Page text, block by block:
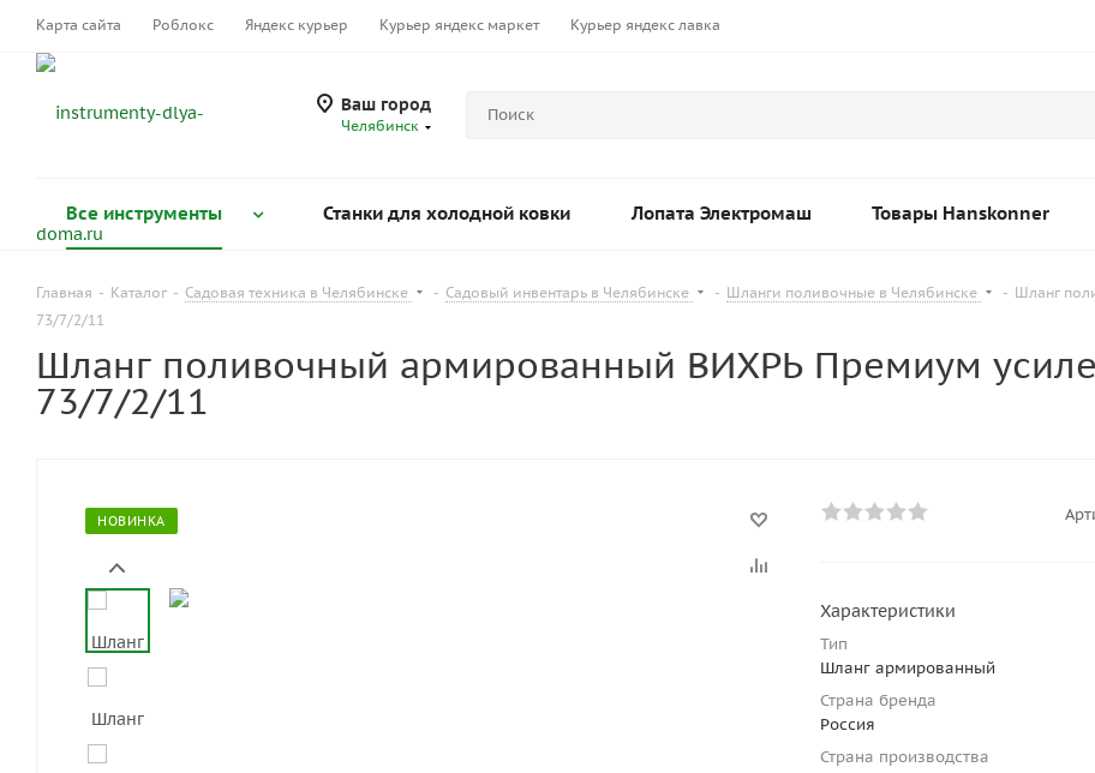
Карта сайта Роблокс Яндекс курьер Курьер яндекс маркет Курьер яндекс лавка
Ваш город
Челябинск
Все инструменты Станки для холодной ковки Лопата Электромаш Товары Hanskonner
Главная - Каталог - Садовая техника в Челябинске - Садовый инвентарь в Челябинске - Шланги поливочные в Челябинске - Шланг
73/7/2/11
Шланг поливочный армированный ВИХРЬ Премиум
73/7/2/11
НОВИНКА
Характеристики
Тип
Шланг армированный
Страна бренда
Россия
Страна производства